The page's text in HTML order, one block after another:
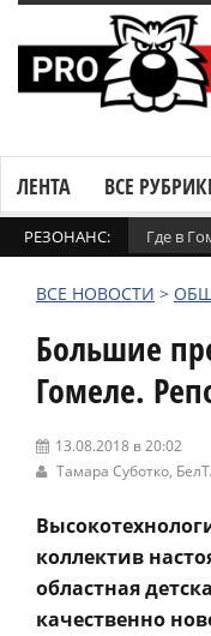
ЛЕНТА ВСЕ
РЕЗОНАНС: Где в
ВСЕ НОВОСТИ >
Большие
Гомеле.
13.08.2018 в 20:02
Тамара Суботко,
коллектив
областная
качественно